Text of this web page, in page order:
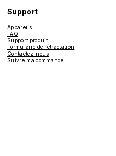
Support
Appareils
FAQ
Support produit
Formulaire de rétractation
Contactez-nous
Suivre ma commande